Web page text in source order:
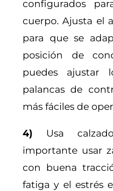
configurados
cuerpo. Ajusta el
para que se
posición de
puedes ajustar
palancas de
más fáciles de
4) Usa
importante usar
con buena
fatiga y el estrés